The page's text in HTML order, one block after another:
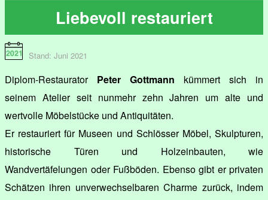
Liebevoll restauriert
Stand: Juni 2021
Diplom-Restaurator Peter Gottmann kümmert sich in
seinem Atelier seit nunmehr zehn Jahren um alte und
wertvolle Möbelstücke und Antiquitäten.
Er restauriert für Museen und Schlösser Möbel, Skulpturen,
historische Türen und Holzeinbauten, wie
Wandvertäfelungen oder Fußböden. Ebenso gibt er privaten
Schätzen ihren unverwechselbaren Charme zurück, indem